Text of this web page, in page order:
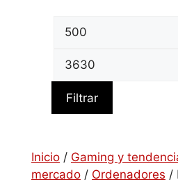
Precio
Precio
máximo
Filtrar
Inicio / Gaming y
mercado / Ordenadores /